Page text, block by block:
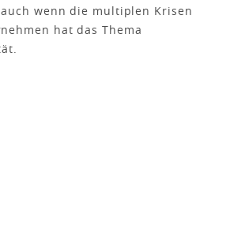
wenn die multiplen Krisen
hat das Thema